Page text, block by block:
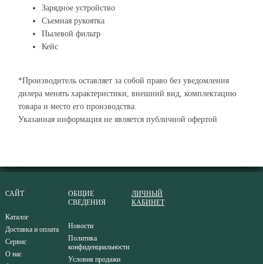
Зарядное устройство
Съемная рукоятка
Пылевой фильтр
Кейс
*Производитель оставляет за собой право без уведомления
дилера менять характеристики, внешний вид, комплектацию
товара и место его производства.
Указанная информация не является публичной офертой
САЙТ
Каталог
Доставка и оплата
Сервис
О нас
ОБЩИЕ
СВЕДЕНИЯ
Новости
Политика
конфиденциальности
Условия продажи
ЛИЧНЫЙ
КАБИНЕТ